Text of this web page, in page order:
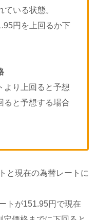
いる状態。
円を上回るか下
り上回ると予想
ると予想する場合
と現在の為替レートに
トが151.95円で現在